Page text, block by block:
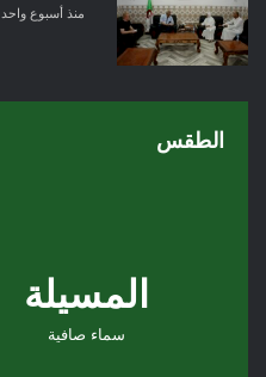
منذ أسبوع واحد
الطقس
المسيلة
سماء صافية